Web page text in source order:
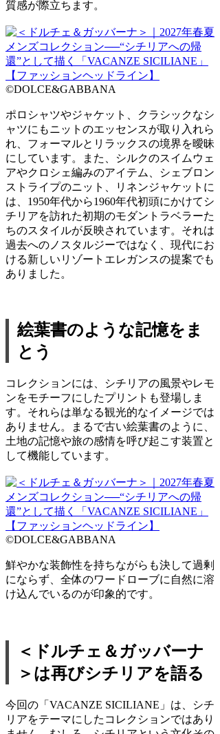
質感が際立ちます。
©DOLCE&GABBANA
ポロシャツやジャケット、クラシックなシ
ャツにもニットのエッセンスが取り入れら
れ、フォーマルとリラックスの境界を曖昧
にしています。また、シルクのスイムウェ
アやクロシェ編みのアイテム、シェブロン
ストライプのニット、リネンジャケットに
は、1950年代から1960年代初頭にかけてシ
チリアを訪れた初期のモダントラベラーた
ちのスタイルが反映されています。それは
過去へのノスタルジーではなく、現代にお
ける新しいリゾートエレガンスの提案でも
ありました。
絵葉書のような記憶をま
とう
コレクションには、シチリアの風景やレモ
ンをモチーフにしたプリントも登場しま
す。それらは単なる観光的なイメージでは
ありません。まるで古い絵葉書のように、
土地の記憶や旅の感情を呼び起こす装置と
して機能しています。
©DOLCE&GABBANA
鮮やかな装飾性を持ちながらも決して過剰
にならず、全体のワードローブに自然に溶
け込んでいるのが印象的です。
＜ドルチェ＆ガッバーナ
＞は再びシチリアを語る
今回の「VACANZE SICILIANE」は、シチ
リアをテーマにしたコレクションではあり